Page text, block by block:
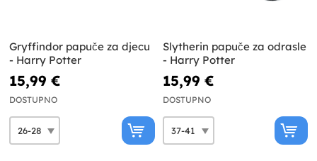
Gryffindor papuče za djecu
- Harry Potter
15,99 €
DOSTUPNO
Slytherin papuče za odrasle
- Harry Potter
15,99 €
DOSTUPNO